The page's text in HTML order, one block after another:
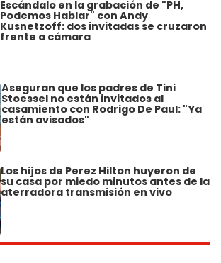
Escándalo en la grabación de "PH,
Podemos Hablar" con Andy
Kusnetzoff: dos invitadas se cruzaron
frente a cámara
Aseguran que los padres de Tini
Stoessel no están invitados al
casamiento con Rodrigo De Paul: "Ya
están avisados"
Los hijos de Perez Hilton huyeron de
su casa por miedo minutos antes de la
aterradora transmisión en vivo